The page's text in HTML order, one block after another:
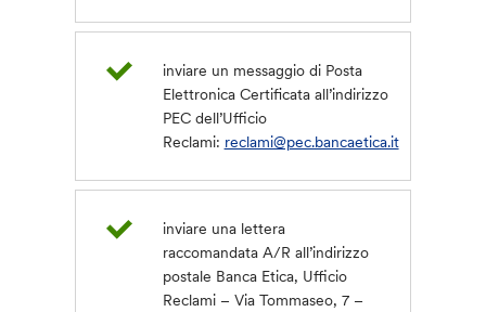
inviare un messaggio di Posta
Elettronica Certificata all’indirizzo
PEC dell’Ufficio
Reclami: reclami@pec.bancaetica.it
inviare una lettera
raccomandata A/R all’indirizzo
postale Banca Etica, Ufficio
Reclami – Via Tommaseo, 7 –